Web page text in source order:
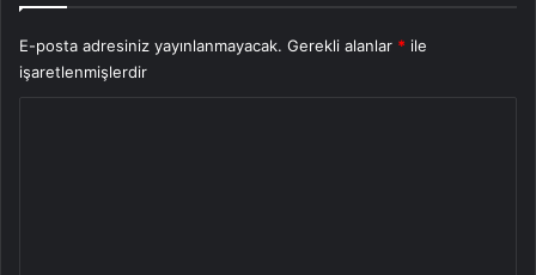
E-posta adresiniz yayınlanmayacak. Gerekli alanlar * ile
işaretlenmişlerdir